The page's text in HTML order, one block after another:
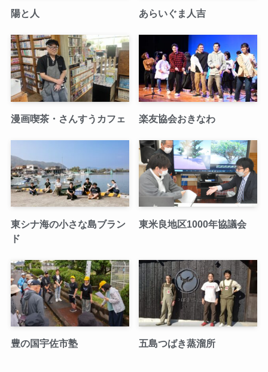
陽と人 あらいぐま人吉
漫画喫茶・さんすうカフェ 楽友協会おきなわ
東シナ海の小さな島ブラン
ド
東米良地区1000年協議会
豊の国宇佐市塾 五島つばき蒸溜所